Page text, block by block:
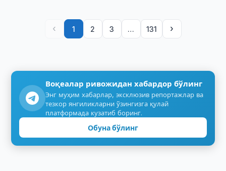
‹ 1 2 3 … 131 ›
Воқеалар ривожидан хабардор бўлинг
Энг муҳим хабарлар, эксклюзив репортажлар ва
тезкор янгиликларни ўзингизга қулай
платформада кузатиб боринг.
Обуна бўлинг